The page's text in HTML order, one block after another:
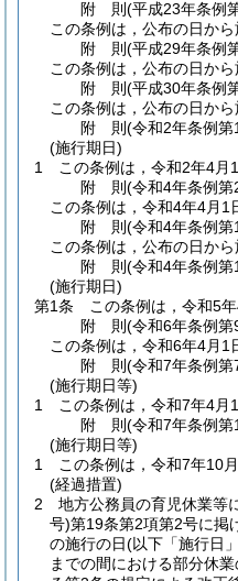
附 則(平成23年条例
この条例は，公布の日から
附 則(平成29年条例
この条例は，公布の日から
附 則(平成30年条例
この条例は，公布の日から
附 則(令和2年条例第
(施行期日)
1
この条例は，令和2年4月
附 則(令和4年条例第
この条例は，令和4年4月1
附 則(令和4年条例第
この条例は，公布の日から
附 則(令和4年条例第
(施行期日)
第1条
この条例は，令和5
附 則(令和6年条例第
この条例は，令和6年4月1
附 則(令和7年条例第
(施行期日等)
1
この条例は，令和7年4月
附 則(令和7年条例第
(施行期日等)
1
この条例は，令和7年10
(経過措置)
2
地方公務員の育児休業等
号)第19条第2項第2号に掲
の施行の日(以下「施行日
までの間における部分休